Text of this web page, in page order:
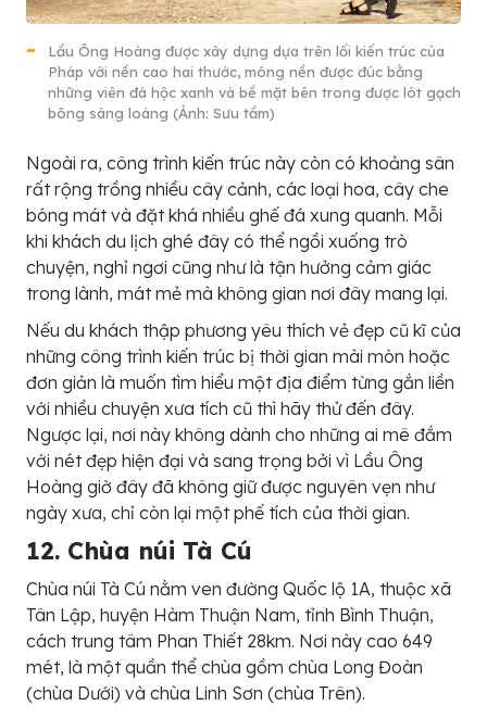
Lầu Ông Hoàng được xây dựng dựa trên lối kiến trúc của
Pháp với nền cao hai thước, móng nền được đúc bằng
những viên đá hộc xanh và bề mặt bên trong được lót gạch
bông sáng loáng (Ảnh: Sưu tầm)
Ngoài ra, công trình kiến trúc này còn có khoảng sân
rất rộng trồng nhiều cây cảnh, các loại hoa, cây che
bóng mát và đặt khá nhiều ghế đá xung quanh. Mỗi
khi khách du lịch ghé đây có thể ngồi xuống trò
chuyện, nghỉ ngơi cũng như là tận hưởng cảm giác
trong lành, mát mẻ mà không gian nơi đây mang lại.
Nếu du khách thập phương yêu thích vẻ đẹp cũ kĩ của
những công trình kiến trúc bị thời gian mài mòn hoặc
đơn giản là muốn tìm hiểu một địa điểm từng gắn liền
với nhiều chuyện xưa tích cũ thì hãy thử đến đây.
Ngược lại, nơi này không dành cho những ai mê đắm
với nét đẹp hiện đại và sang trọng bởi vì Lầu Ông
Hoàng giờ đây đã không giữ được nguyên vẹn như
ngày xưa, chỉ còn lại một phế tích của thời gian.
12. Chùa núi Tà Cú
Chùa núi Tà Cú nằm ven đường Quốc lộ 1A, thuộc xã
Tân Lập, huyện Hàm Thuận Nam, tỉnh Bình Thuận,
cách trung tâm Phan Thiết 28km. Nơi này cao 649
mét, là một quần thể chùa gồm chùa Long Đoàn
(chùa Dưới) và chùa Linh Sơn (chùa Trên).